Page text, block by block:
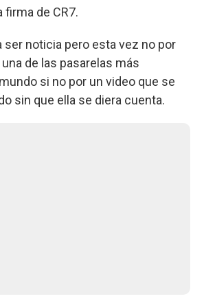
firma de CR7.
ser noticia pero esta vez no por
de las pasarelas más
si no por un video que se
sin que ella se diera cuenta.